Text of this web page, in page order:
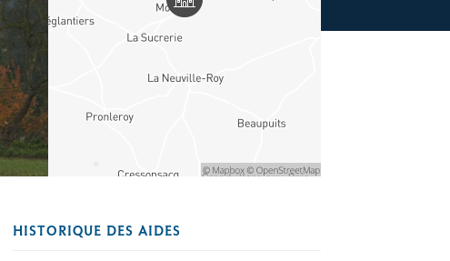
HISTORIQUE DES AIDES